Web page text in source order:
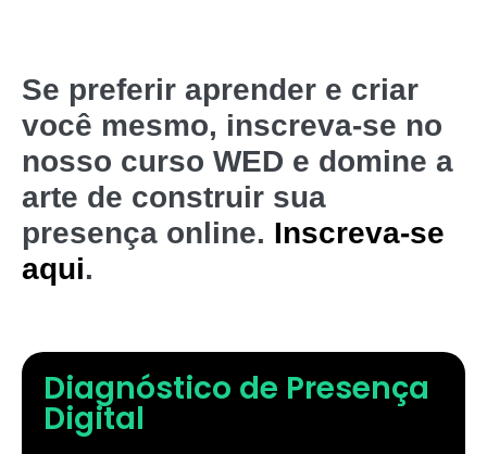
Se preferir aprender e criar
você mesmo, inscreva-se no
nosso curso WED e domine a
arte de construir sua
presença online. Inscreva-se
aqui.
Diagnóstico de Presença
Digital